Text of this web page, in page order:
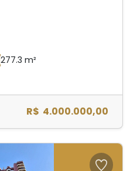
277.3 m²
R$ 4.000.000,00